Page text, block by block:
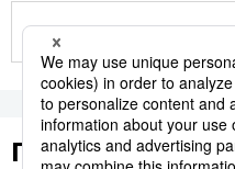
Другие
Популярные